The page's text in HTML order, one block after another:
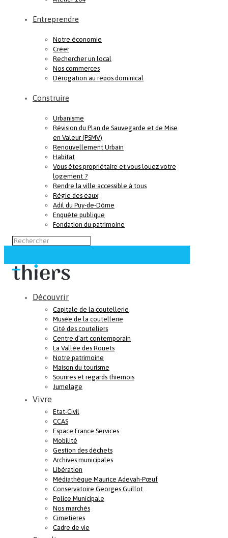
Entreprendre
Notre économie
Créer
Rechercher un local
Nos commerces
Dérogation au repos dominical
Construire
Urbanisme
Révision du Plan de Sauvegarde et de Mise
en Valeur (PSMV)
Renouvellement Urbain
Habitat
Vous êtes propriétaire et vous louez votre
logement ?
Rendre la ville accessible à tous
Régie des eaux
Adil du Puy-de-Dôme
Enquête publique
Fondation du patrimoine
Découvrir
Capitale de la coutellerie
Musée de la coutellerie
Cité des couteliers
Centre d’art contemporain
La Vallée des Rouets
Notre patrimoine
Maison du tourisme
Sourires et regards thiernois
Jumelage
Vivre
Etat-Civil
CCAS
Espace France Services
Mobilité
Gestion des déchets
Archives municipales
Libération
Médiathèque Maurice Adevah-Pœuf
Conservatoire Georges Guillot
Police Municipale
Nos marchés
Cimetières
Cadre de vie